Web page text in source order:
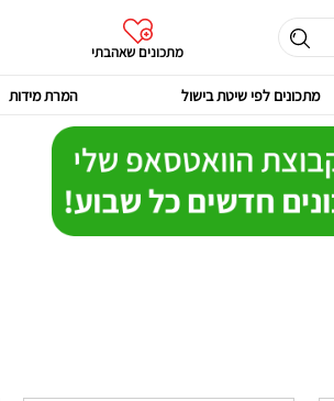
מתכונים שאהבתי
מתכונים לפי שיטת בישול המרת מידות